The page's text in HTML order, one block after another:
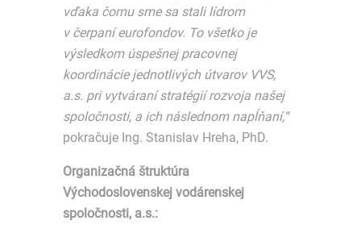
vďaka čomu sme sa stali lídrom
v čerpaní eurofondov. To všetko je
výsledkom úspešnej pracovnej
koordinácie jednotlivých útvarov VVS,
a.s. pri vytváraní stratégií rozvoja našej
spoločnosti, a ich následnom napĺňaní,“
pokračuje Ing. Stanislav Hreha, PhD.
Organizačná štruktúra
Východoslovenskej vodárenskej
spoločnosti, a.s.: